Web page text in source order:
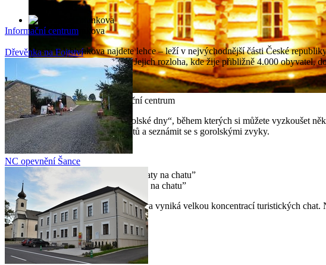
Gorolské turistické informační centrum
Srdečně zveme na tzv. „gorolské dny“, během kterých si můžete vyzkoušet
výrobě regionálních produktů a seznámit se s gorolskými zvyky.
Mosty u Jablunkova
Mosty u Jablunkova najdete lehce – leží v nejvýchodnější části České
Česka, Polska a Slovenska. Jejich rozloha, kde žije přibližně 4.000 obyvatel,
Turistický výšlap aneb „Z chaty na chatu”
Blízké okolí Mostů u Jablunkova vyniká velkou koncentrací turistických chat.
Gírová - 4 km
Kamenná chata - 6 km
Severka - 5 km
Skalka - 4 km
Informační centrum
Dřevěnka na Fojtství
NC opevnění Šance